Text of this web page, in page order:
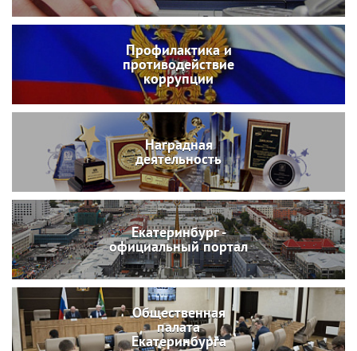
Профилактика и
противодействие
коррупции
Наградная
деятельность
Екатеринбург -
официальный портал
Общественная
палата
Екатеринбурга